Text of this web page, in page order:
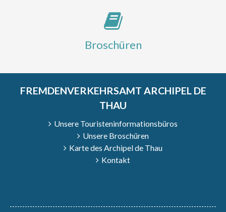
Broschüren
FREMDENVERKEHRSAMT ARCHIPEL DE
THAU
Unsere Touristeninformationsbüros
Unsere Broschüren
Karte des Archipel de Thau
Kontakt